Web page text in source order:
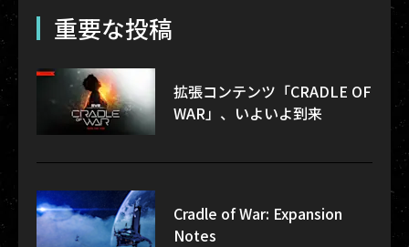
重要な投稿
拡張コンテンツ「CRADLE OF
WAR」、いよいよ到来
Cradle of War: Expansion
Notes